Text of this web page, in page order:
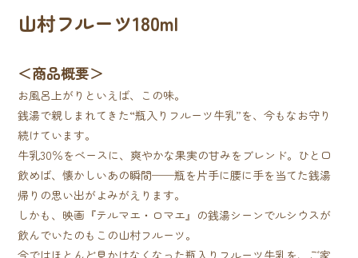
山村フルーツ180ml
＜商品概要＞
お風呂上がりといえば、この味。
銭湯で親しまれてきた“瓶入りフルーツ牛乳”を、今もなお守り
続けています。
牛乳30％をベースに、爽やかな果実の甘みをブレンド。ひと口
飲めば、懐かしいあの瞬間──瓶を片手に腰に手を当てた銭湯
帰りの思い出がよみがえります。
しかも、映画『テルマエ・ロマエ』の銭湯シーンでルシウスが
飲んでいたのもこの山村フルーツ。
今ではほとんど見かけなくなった瓶入りフルーツ牛乳を、ご家